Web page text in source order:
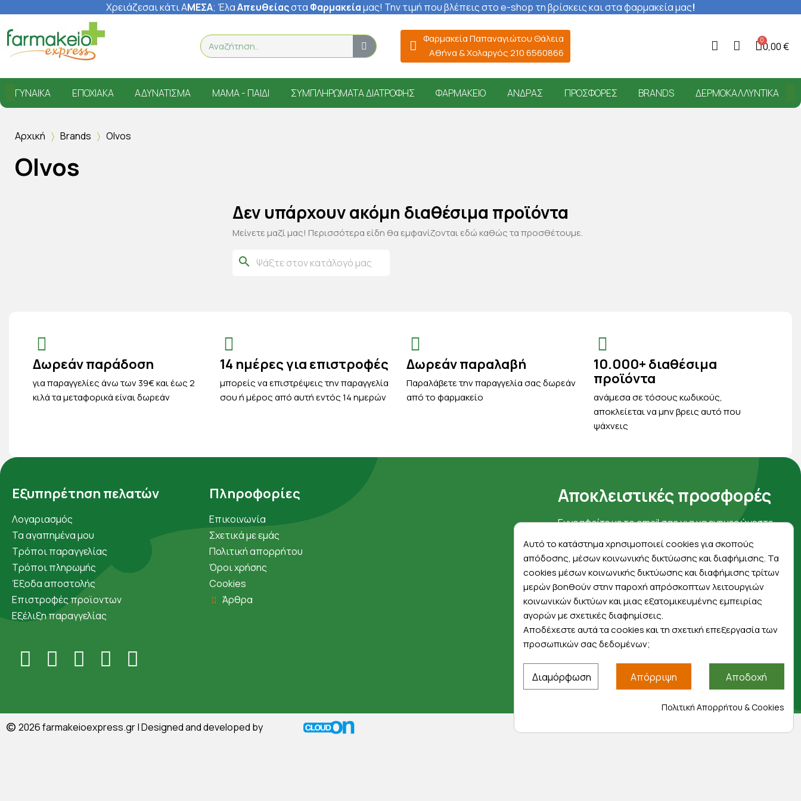
Χρειάζεσαι κάτι ΑΜΕΣΑ; ΈλαΑπευθείαςστα Φαρμακείαμας! Την τιμή που βλέπεις στο e-shop τη βρίσκεις και στα φαρμακεία μας!
Φαρμακεία Παπαναγιώτου Θάλεια
Αθήνα & Χολαργός 210 6560866
0,00 €
ΓΥΝΑΊΚΑ ΕΠΟΧΙΑΚΆ ΑΔΥΝΆΤΙΣΜΑ ΜΑΜΆ - ΠΑΙΔΊ ΣΥΜΠΛΗΡΏΜΑΤΑ ΔΙΑΤΡΟΦΉΣ ΦΑΡΜΑΚΕΊΟ ΆΝΔΡΑΣ ΠΡΟΣΦΟΡΈΣ BRANDS ΔΕΡΜΟΚΑΛΛΥΝΤΙΚΆ
Αρχική Brands Olvos
Olvos
Δεν υπάρχουν ακόμη διαθέσιμα προϊόντα
Μείνετε μαζί μας! Περισσότερα είδη θα εμφανίζονται εδώ καθώς τα προσθέτουμε.
search
Δωρεάν παράδοση
για παραγγελίες άνω των 39€ και έως 2
κιλά τα μεταφορικά είναι δωρεάν
14 ημέρες για επιστροφές
μπορείς να επιστρέψεις την παραγγελία
σου ή μέρος από αυτή εντός 14 ημερών
Δωρεάν παραλαβή
Παραλάβετε την παραγγελία σας δωρεάν
από το φαρμακείο
10.000+ διαθέσιμα
προϊόντα
ανάμεσα σε τόσους κωδικούς,
αποκλείεται να μην βρεις αυτό που
ψάχνεις
Εξυπηρέτηση πελατών
Λογαριασμός
Τα αγαπημένα μου
Τρόποι παραγγελίας
Τρόποι πληρωμής
Έξοδα αποστολής
Επιστροφές προϊοντων
Εξέλιξη παραγγελίας
Πληροφορίες
Επικοινωνία
Σχετικά με εμάς
Πολιτική απορρήτου
Όροι χρήσης
Cookies
Άρθρα
Αποκλειστικές προσφορές
Εγγραφείτε με το email σας για να ενημερώνεστε
πρώτοι για προσφορές, διαγωνισμούς,
εκπτωτικούς κωδικούς και μοναδικά δώρα!
Βρείτε μας στα social
© 2026farmakeioexpress.gr| Designed and developed by
Αυτό το κατάστημα χρησιμοποιεί cookies για σκοπούς
απόδοσης, μέσων κοινωνικής δικτύωσης και διαφήμισης. Τα
cookies μέσων κοινωνικής δικτύωσης και διαφήμισης τρίτων
μερών βοηθούν στην παροχή απρόσκοπτων λειτουργιών
κοινωνικών δικτύων και μιας εξατομικευμένης εμπειρίας
αγορών με σχετικές διαφημίσεις.
Αποδέχεστε αυτά τα cookies και τη σχετική επεξεργασία των
προσωπικών σας δεδομένων;
Διαμόρφωση Απόρριψη Αποδοχή
Πολιτική Απορρήτου & Cookies